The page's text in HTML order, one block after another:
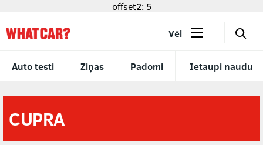
offset2: 5
Auto testi Ziņas Padomi Ietaupi naudu
Vēl 🔎
CUPRA